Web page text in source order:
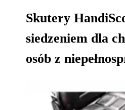
Skutery
siedzeniem dla
osób z